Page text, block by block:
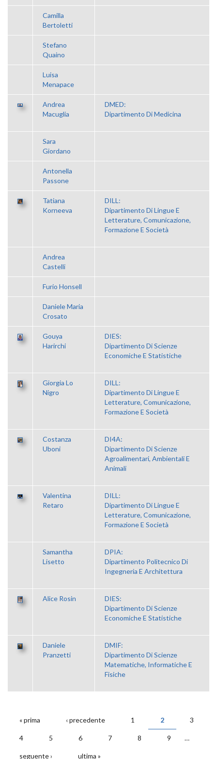
Camilla
Bertoletti
Stefano
Quaino
Luisa
Menapace
Andrea
Macuglia
DMED:
Dipartimento Di Medicina
Sara
Giordano
Antonella
Passone
Tatiana
Korneeva
DILL:
Dipartimento Di Lingue E
Letterature, Comunicazione,
Formazione E Società
Andrea
Castelli
Furio Honsell
Daniele Maria
Crosato
Gouya
Harirchi
DIES:
Dipartimento Di Scienze
Economiche E Statistiche
Giorgia Lo
Nigro
DILL:
Dipartimento Di Lingue E
Letterature, Comunicazione,
Formazione E Società
Costanza
Uboni
DI4A:
Dipartimento Di Scienze
Agroalimentari, Ambientali E
Animali
Valentina
Retaro
DILL:
Dipartimento Di Lingue E
Letterature, Comunicazione,
Formazione E Società
Samantha
Lisetto
DPIA:
Dipartimento Politecnico Di
Ingegneria E Architettura
Alice Rosin
DIES:
Dipartimento Di Scienze
Economiche E Statistiche
Daniele
Pranzetti
DMIF:
Dipartimento Di Scienze
Matematiche, Informatiche E
Fisiche
PAGINE
« prima ‹ precedente 1 2 3
4 5 6 7 8 9 …
seguente › ultima »